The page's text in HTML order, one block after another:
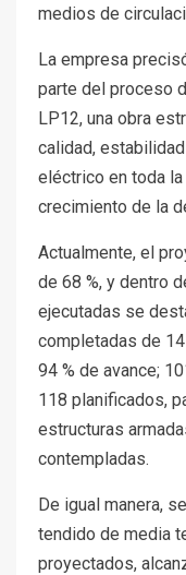
medios de
La empresa
parte del proceso
LP12, una obra
calidad,
eléctrico en toda
crecimiento de la
Actualmente, el
de 68 %, y dentro
ejecutadas se
completadas de
94 % de avance;
118 planificados,
estructuras
contempladas.
De igual manera,
tendido de media
proyectados,